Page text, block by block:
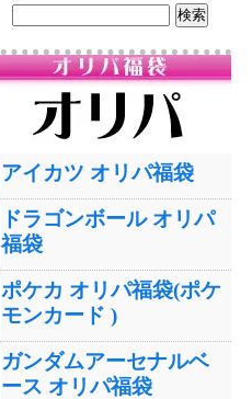
アイカツ オリパ福袋
ドラゴンボール オリパ
福袋
ポケカ オリパ福袋(ポケ
モンカード )
ガンダムアーセナルベ
ース オリパ福袋